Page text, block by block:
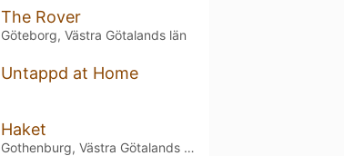
The Rover
Göteborg, Västra Götalands län
Untappd at Home
Haket
Gothenburg, Västra Götalands län